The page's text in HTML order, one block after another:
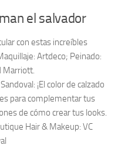
el salvador
con estas increíbles
Artdeco; Peinado:
Marriott.
¡El color de calzado
para complementar tus
de cómo crear tus looks.
Hair & Makeup: VC